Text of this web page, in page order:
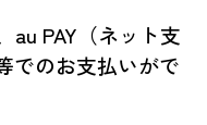
au PAY（ネット支
でのお支払いがで